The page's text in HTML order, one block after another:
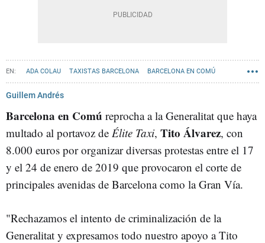
ADA COLAU TAXISTAS BARCELONA BARCELONA EN COMÚ
Guillem Andrés
Barcelona en Comú reprocha a la Generalitat que haya
multado al portavoz de Élite Taxi, Tito Álvarez, con
8.000 euros por organizar diversas protestas entre el 17
y el 24 de enero de 2019 que provocaron el corte de
principales avenidas de Barcelona como la Gran Vía.
"Rechazamos el intento de criminalización de la
Generalitat y expresamos todo nuestro apoyo a Tito